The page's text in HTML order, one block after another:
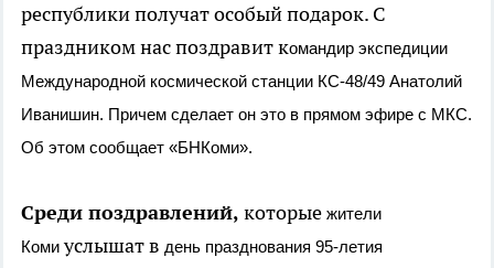
республики получат особый подарок. С
праздником нас поздравит командир экспедиции
Международной космической станции КС-48/49 Анатолий
Иванишин. Причем сделает он это в прямом эфире с МКС.
Об этом сообщает «БНКоми».
Среди поздравлений, которые жители
Комиуслышат в день празднования 95-летия